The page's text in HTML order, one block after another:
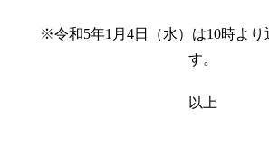
※令和5年1月4日（水）は10時より
す。
以上